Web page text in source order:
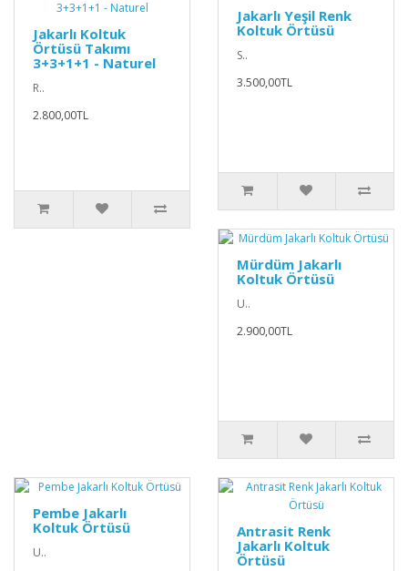
Jakarlı Koltuk
Örtüsü Takımı
3+3+1+1 - Naturel
R..
2.800,00TL
Jakarlı Yeşil Renk
Koltuk Örtüsü
S..
3.500,00TL
Mürdüm Jakarlı
Koltuk Örtüsü
U..
2.900,00TL
Pembe Jakarlı
Koltuk Örtüsü
U..
Antrasit Renk
Jakarlı Koltuk
Örtüsü